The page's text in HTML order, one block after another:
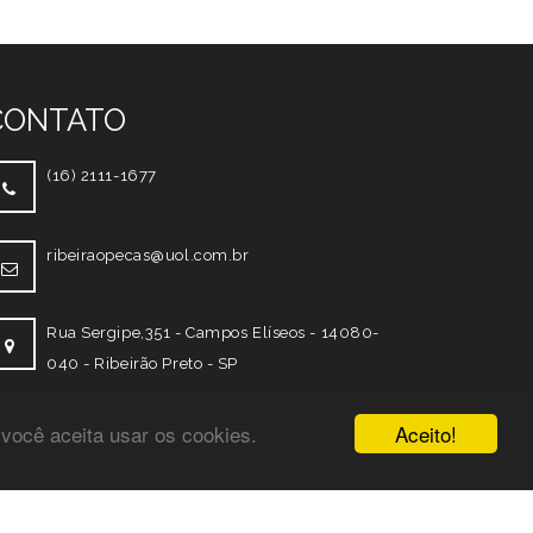
Aceito!
aceita usar os cookies.
(16) 2111-1677
ribeiraopecas@uol.com.br
Rua Sergipe,351 - Campos Elíseos - 14080-
040 - Ribeirão Preto - SP